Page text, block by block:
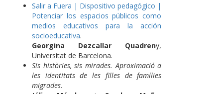
Salir a Fuera | Dispositivo pedagógico |
Potenciar los espacios públicos como
medios educativos para la acción
socioeducativa.
Georgina Dezcallar Quadreny,
Universitat de Barcelona.
Sis històries, sis mirades. Aproximació a
les identitats de les filles de famílies
migrades.